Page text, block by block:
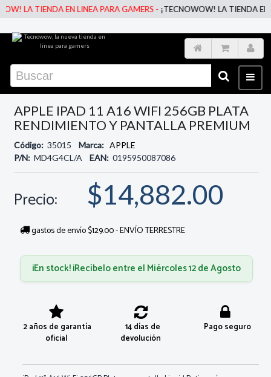
LA TIENDA EN LINEA PARA GAMERS -¡TECNOWOW! LA TIENDA EN
APPLE IPAD 11 A16 WIFI 256GB PLATA
RENDIMIENTO Y PANTALLA PREMIUM
Código: 35015 Marca: APPLE
P/N: MD4G4CL/A EAN: 0195950087086
Precio: $14,882.00
gastos de envío $129.00 - ENVÍO TERRESTRE
¡En stock! ¡Recíbelo entre el Miércoles 12 de Agosto
2 años de garantía
oficial
14 días de
devolución
Pago seguro